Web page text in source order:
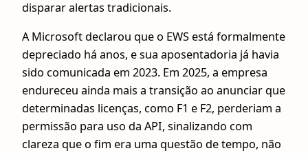
disparar alertas tradicionais.
A Microsoft declarou que o EWS está formalmente
depreciado há anos, e sua aposentadoria já havia
sido comunicada em 2023. Em 2025, a empresa
endureceu ainda mais a transição ao anunciar que
determinadas licenças, como F1 e F2, perderiam a
permissão para uso da API, sinalizando com
clareza que o fim era uma questão de tempo, não